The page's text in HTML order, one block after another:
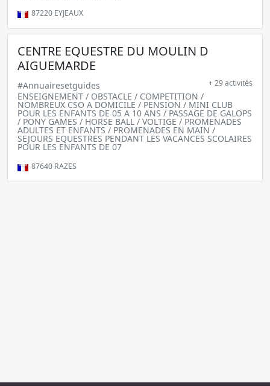
87220 EYJEAUX
CENTRE EQUESTRE DU MOULIN D
AIGUEMARDE
#Annuairesetguides + 29 activités
ENSEIGNEMENT / OBSTACLE / COMPETITION /
NOMBREUX CSO A DOMICILE / PENSION / MINI CLUB
POUR LES ENFANTS DE 05 A 10 ANS / PASSAGE DE GALOPS
/ PONY GAMES / HORSE BALL / VOLTIGE / PROMENADES
ADULTES ET ENFANTS / PROMENADES EN MAIN /
SEJOURS EQUESTRES PENDANT LES VACANCES SCOLAIRES
POUR LES ENFANTS DE 07
87640 RAZES